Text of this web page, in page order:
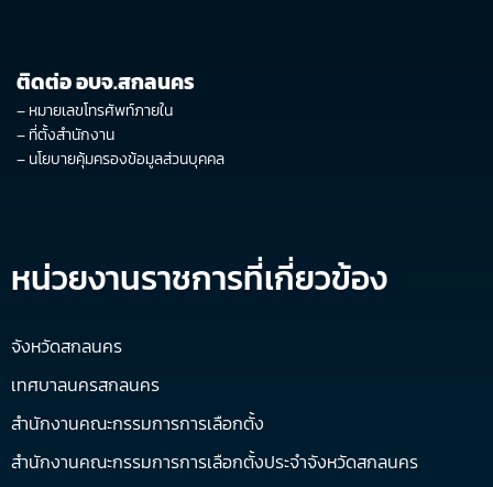
ติดต่อ อบจ.สกลนคร
–หมายเลขโทรศัพท์ภายใน
–ที่ตั้งสำนักงาน
–นโยบายคุ้มครองข้อมูลส่วนบุคคล
หน่วยงานราชการที่เกี่ยวข้อง
จังหวัดสกลนคร
เทศบาลนครสกลนคร
สำนักงานคณะกรรมการการเลือกตั้ง
สำนักงานคณะกรรมการการเลือกตั้งประจำจังหวัดสกลนคร